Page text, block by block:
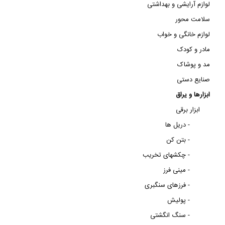
لوازم آرایشی و بهداشتی
سلامت محور
لوازم خانگی و خواب
مادر و کودک
مد و پوشاک
صنایع دستی
ابزارها و یراق
ابزار برقی
دریل ها -
بتن کن -
چکشهای تخریب -
مینی فرز -
فرزهای سنگبری -
پولیش -
سنگ انگشتی -